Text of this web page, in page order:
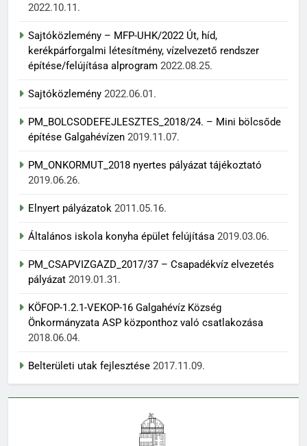
2022.10.11.
Sajtóközlemény – MFP-UHK/2022 Út, híd,
kerékpárforgalmi létesítmény, vízelvezető rendszer
építése/felújítása alprogram 2022.08.25.
Sajtóközlemény 2022.06.01.
PM_BOLCSODEFEJLESZTES_2018/24. – Mini bölcsőde
építése Galgahévízen 2019.11.07.
PM_ONKORMUT_2018 nyertes pályázat tájékoztató
2019.06.26.
Elnyert pályázatok 2011.05.16.
Általános iskola konyha épület felújítása 2019.03.06.
PM_CSAPVIZGAZD_2017/37 – Csapadékvíz elvezetés
pályázat 2019.01.31.
KÖFOP-1.2.1-VEKOP-16 Galgahévíz Község
Önkormányzata ASP központhoz való csatlakozása
2018.06.04.
Belterületi utak fejlesztése 2017.11.09.